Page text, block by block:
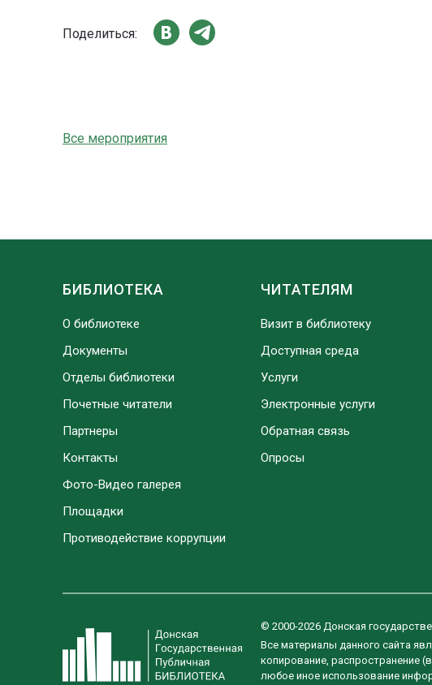
Поделиться:
Все мероприятия
БИБЛИОТЕКА
О библиотеке
Документы
Отделы библиотеки
Почетные читатели
Партнеры
Контакты
Фото-Видео галерея
Площадки
Противодействие коррупции
ЧИТАТЕЛЯМ
Визит в библиотеку
Доступная среда
Услуги
Электронные услуги
Обратная связь
Опросы
© 2000-2026 Донская
Все материалы данного сайта
копирование, распространение
любое иное использование